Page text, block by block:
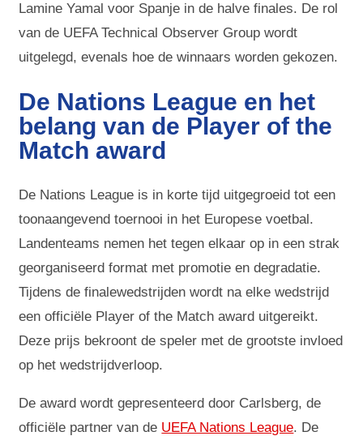
Lamine Yamal voor Spanje in de halve finales. De rol
van de UEFA Technical Observer Group wordt
uitgelegd, evenals hoe de winnaars worden gekozen.
De Nations League en het
belang van de Player of the
Match award
De Nations League is in korte tijd uitgegroeid tot een
toonaangevend toernooi in het Europese voetbal.
Landenteams nemen het tegen elkaar op in een strak
georganiseerd format met promotie en degradatie.
Tijdens de finalewedstrijden wordt na elke wedstrijd
een officiële Player of the Match award uitgereikt.
Deze prijs bekroont de speler met de grootste invloed
op het wedstrijdverloop.
De award wordt gepresenteerd door Carlsberg, de
officiële partner van de UEFA Nations League. De